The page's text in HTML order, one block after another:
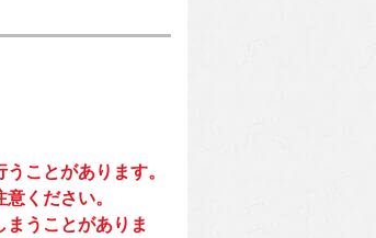
ことがあります。
ください。
うことがありま